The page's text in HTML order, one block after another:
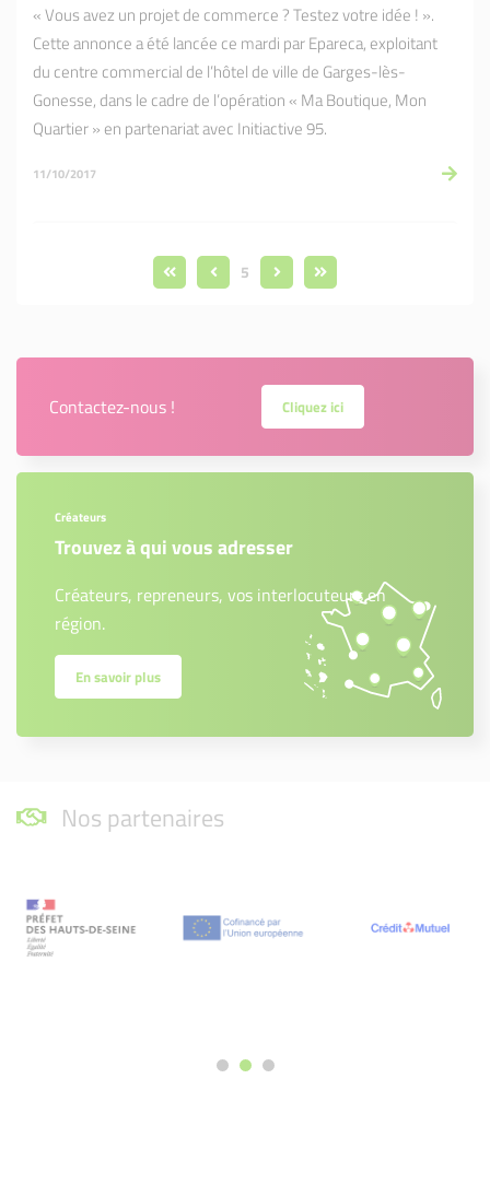
« Vous avez un projet de commerce ? Testez votre idée ! ».
Cette annonce a été lancée ce mardi par Epareca, exploitant
du centre commercial de l’hôtel de ville de Garges-lès-
Gonesse, dans le cadre de l’opération « Ma Boutique, Mon
Quartier » en partenariat avec Initiactive 95.
11/10/2017
5
Contactez-nous ! Cliquez ici
Créateurs
Trouvez à qui vous adresser
Créateurs, repreneurs, vos interlocuteurs en
région.
En savoir plus
Nos partenaires